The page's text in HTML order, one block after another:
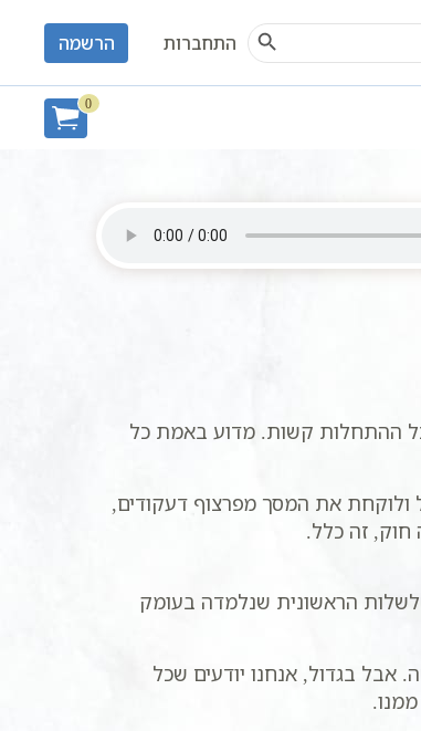
Search Button
התחברות הרשמה
0
פנחס
ההתחלות קשות. מדוע באמת כל
את המסך מפרצוף דעקודים,
חוק, זה כלל.
הראשונית שנלמדה בעומק
בגדול, אנחנו יודעים שכל